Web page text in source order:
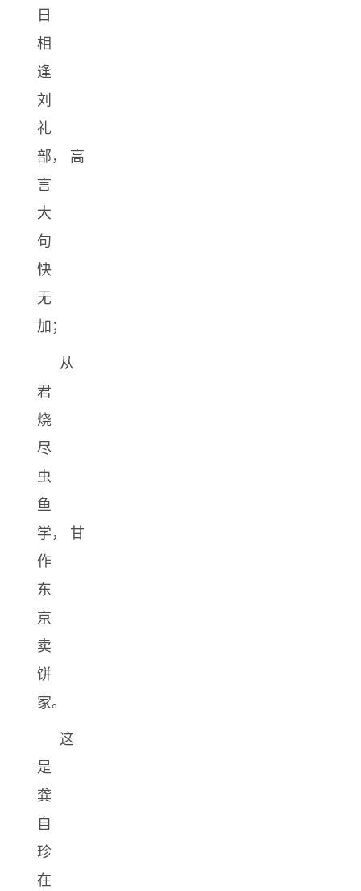
日
相
逢
刘
礼
部， 高
言
大
句
快
无
加；
从
君
烧
尽
虫
鱼
学， 甘
作
东
京
卖
饼
家。
这
是
龚
自
珍
在